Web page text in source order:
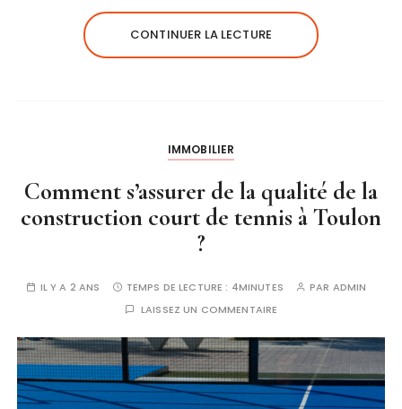
CONTINUER LA LECTURE
IMMOBILIER
Comment s’assurer de la qualité de la
construction court de tennis à Toulon
?
IL Y A 2 ANS TEMPS DE LECTURE : 4MINUTES PAR ADMIN
LAISSEZ UN COMMENTAIRE